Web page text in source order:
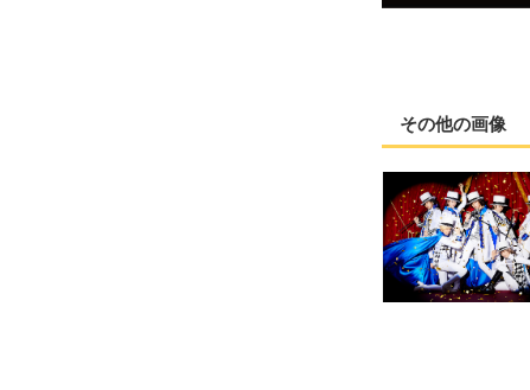
その他の画像